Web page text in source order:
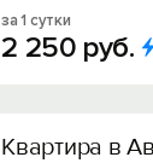
за 1 сутки
2 250 руб.
Квартира в